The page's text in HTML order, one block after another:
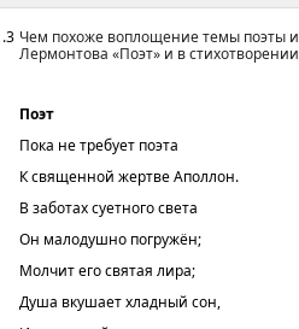
Чем похоже воплощение темы поэты
Лермонтова «Поэт» и в
Поэт
Пока не требует поэта
К священной жертве Аполлон.
В заботах суетного света
Он малодушно погружён;
Молчит его святая лира;
Душа вкушает хладный сон,